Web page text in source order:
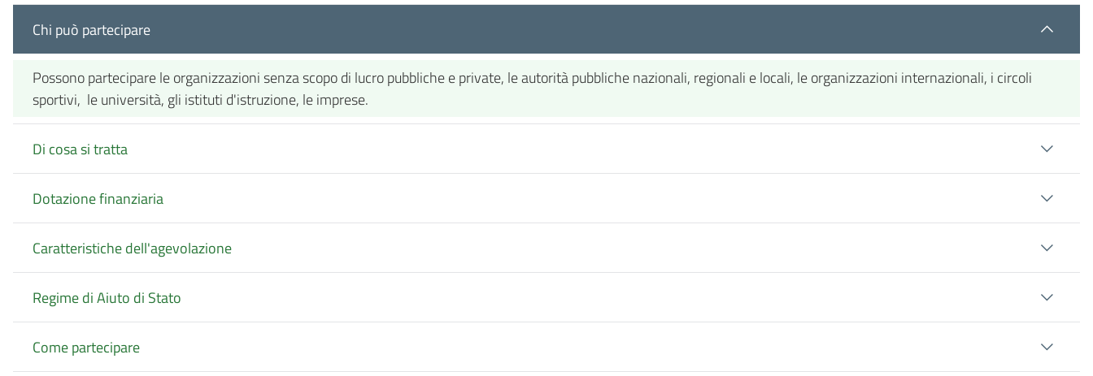
Chi può partecipare
Possono partecipare le organizzazioni senza scopo di lucro pubbliche e private, le autorità pubbliche nazionali, regionali e locali, le organizzazioni internazionali, i circoli
sportivi, le università, gli istituti d'istruzione, le imprese.
Di cosa si tratta
Dotazione finanziaria
Caratteristiche dell'agevolazione
Regime di Aiuto di Stato
Come partecipare